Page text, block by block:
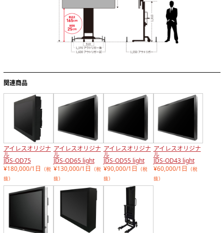
関連商品
アイレスオリジナ
ル
JDS-OD75
¥180,000/1日
（税
抜）
アイレスオリジナ
ル
JDS-OD65 light
¥130,000/1日
（税
抜）
アイレスオリジナ
ル
JDS-OD55 light
¥90,000/1日
（税
抜）
アイレスオリジナ
ル
JDS-OD43 light
¥60,000/1日
（税
抜）